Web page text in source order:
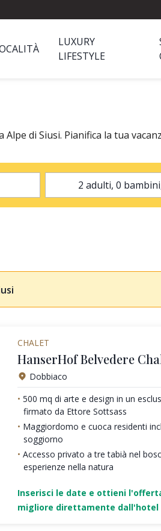
LUXURY
LIFESTYLE
di Siusi. Pianifica la tua
CHALET
HanserHof Belvedere
Dobbiaco
500 mq di arte e design in un
firmato da Ettore Sottsass
Maggiordomo e cuoca residenti
soggiorno
Accesso privato a tre tabià nel
esperienze nella natura
Inserisci le date e ottieni
migliore direttamente dall'hotel